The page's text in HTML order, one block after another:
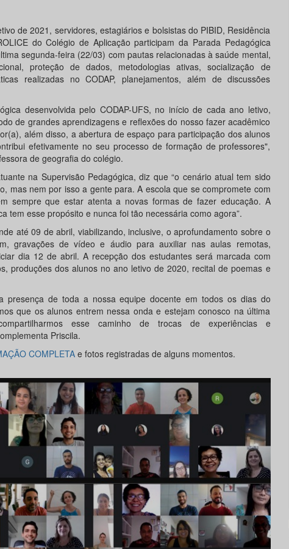
de 2021, servidores, estagiários e bolsistas do PIBID, Residência
do Colégio de Aplicação participam da Parada Pedagógica
segunda-feira (22/03) com pautas relacionadas à saúde mental,
proteção de dados, metodologias ativas, socialização de
realizadas no CODAP, planejamentos, além de discussões
desenvolvida pelo CODAP-UFS, no início de cada ano letivo,
de grandes aprendizagens e reflexões do nosso fazer acadêmico
além disso, a abertura de espaço para participação dos alunos
efetivamente no seu processo de formação de professores",
de geografia do colégio.
na Supervisão Pedagógica, diz que “o cenário atual tem sido
mas nem por isso a gente para. A escola que se compromete com
sempre que estar atenta a novas formas de fazer educação. A
tem esse propósito e nunca foi tão necessária como agora”.
até 09 de abril, viabilizando, inclusive, o aprofundamento sobre o
gravações de vídeo e áudio para auxiliar nas aulas remotas,
dia 12 de abril. A recepção dos estudantes será marcada com
produções dos alunos no ano letivo de 2020, recital de poemas e
presença de toda a nossa equipe docente em todos os dias do
que os alunos entrem nessa onda e estejam conosco na última
esse caminho de trocas de experiências e
Priscila.
COMPLETAe fotos registradas de alguns momentos.